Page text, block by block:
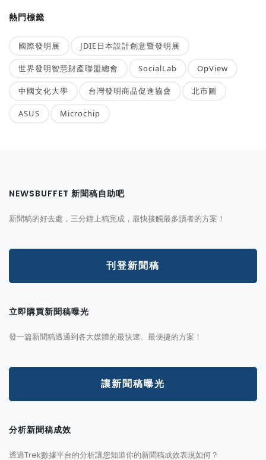
熱門標籤
國際發明展 JDIE日本設計創意暨發明展
世界發明智慧財產聯盟總會 SocialLab OpView
中國文化大學 台灣發明商品促進協會 北市圖
ASUS Microchip
NEWSBUFFET 新聞稿自助吧
新聞稿的好去處，三分鐘上稿完成，最快接觸最多讀者的方案！
刊登新聞稿
立即購買新聞稿曝光
發一篇新聞稿透通到各大媒體的最快速、最便捷的方案！
讓新聞稿曝光
分析新聞稿成效
透過Trek數據平台的分析讓您知道你的新聞稿成效表現如何？